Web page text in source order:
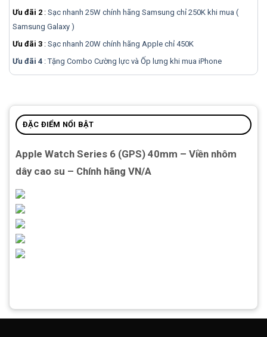
Ưu đãi 2 : Sạc nhanh 25W chính hãng Samsung chỉ 250K khi mua (
Samsung Galaxy )
Ưu đãi 3 : Sạc nhanh 20W chính hãng Apple chỉ 450K
Ưu đãi 4 : Tặng Combo Cường lực và Ốp lưng khi mua iPhone
ĐẶC ĐIỂM NỔI BẬT
Apple Watch Series 6 (GPS) 40mm – Viền nhôm
dây cao su – Chính hãng VN/A